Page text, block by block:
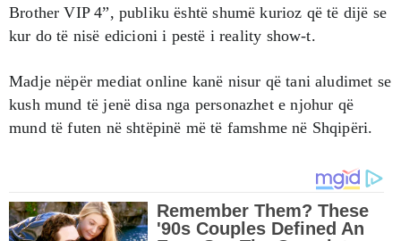
Brother VIP 4”, publiku është shumë kurioz që të dijë se
kur do të nisë edicioni i pestë i reality show-t.
Madje nëpër mediat online kanë nisur që tani aludimet se
kush mund të jenë disa nga personazhet e njohur që
mund të futen në shtëpinë më të famshme në Shqipëri.